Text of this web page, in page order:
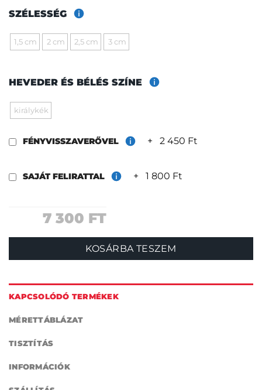
SZÉLESSÉG
1,5 cm 2 cm 2,5 cm 3 cm
HEVEDER ÉS BÉLÉS SZÍNE
királykék
FÉNYVISSZAVERŐVEL + 2 450 Ft
SAJÁT FELIRATTAL + 1 800 Ft
7 300 FT
KOSÁRBA TESZEM
KAPCSOLÓDÓ TERMÉKEK
MÉRETTÁBLÁZAT
TISZTÍTÁS
INFORMÁCIÓK